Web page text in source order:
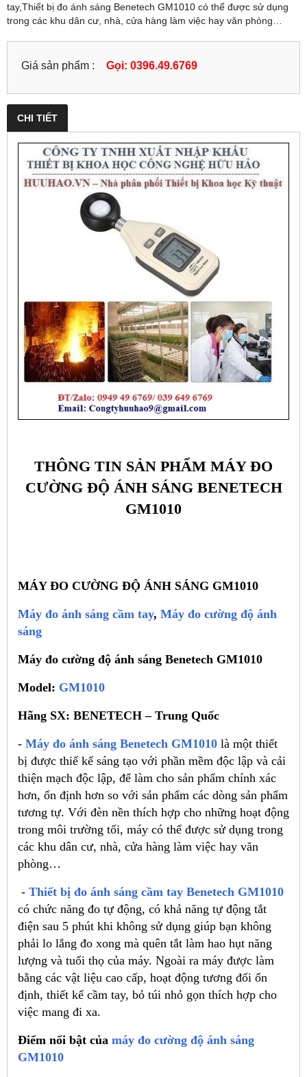
tay,Thiết bị đo ánh sáng Benetech GM1010 có thể được sử dụng
trong các khu dân cư, nhà, cửa hàng làm việc hay văn phòng…
Giá sản phẩm : Gọi: 0396.49.6769
CHI TIẾT
THÔNG TIN SẢN PHẨM MÁY ĐO
CƯỜNG ĐỘ ÁNH SÁNG BENETECH
GM1010
MÁY ĐO CƯỜNG ĐỘ ÁNH SÁNG GM1010
Máy đo ánh sáng cầm tay, Máy đo cường độ ánh
sáng
Máy đo cường độ ánh sáng Benetech GM1010
Model: GM1010
Hãng SX: BENETECH – Trung Quốc
- Máy đo ánh sáng Benetech GM1010 là một thiết
bị được thiế kế sáng tạo với phần mềm độc lập và cải
thiện mạch độc lập, để làm cho sản phẩm chính xác
hơn, ổn định hơn so với sản phẩm các dòng sản phẩm
tương tự. Với đèn nền thích hợp cho những hoạt động
trong môi trường tối, máy có thể được sử dụng trong
các khu dân cư, nhà, cửa hàng làm việc hay văn
phòng…
- Thiết bị đo ánh sáng cầm tay Benetech GM1010
có chức năng đo tự động, có khả năng tự động tắt
điện sau 5 phút khi không sử dụng giúp bạn không
phải lo lắng đo xong mà quên tắt làm hao hụt năng
lượng và tuổi thọ của máy. Ngoài ra máy được làm
bằng các vật liệu cao cấp, hoạt động tương đối ổn
định, thiết kế cầm tay, bỏ túi nhỏ gọn thích hợp cho
việc mang đi xa.
Điểm nổi bật của máy đo cường độ ánh sáng
GM1010